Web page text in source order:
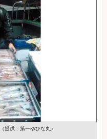
（提供：第一ゆひな丸）